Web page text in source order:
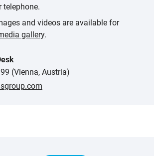
telephone.
and videos are available for
gallery.
(Vienna, Austria)